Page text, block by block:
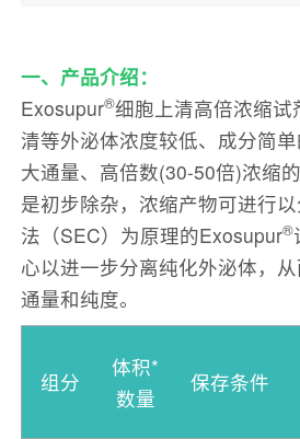
一、产品介绍：
Exosupur®细胞上清高倍浓缩试
清等外泌体浓度较低、成分简单
大通量、高倍数(30-50倍)浓缩
是初步除杂，浓缩产物可进行
法（SEC）为原理的Exosupur®
心以进一步分离纯化外泌体，
通量和纯度。
组分
体积*
数量
保存条件